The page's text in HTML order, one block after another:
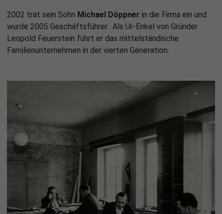
2002 trat sein Sohn Michael Döppner in die Firma ein und
wurde 2005 Geschäftsführer. Als Ur-Enkel von Gründer
Leopold Feuerstein führt er das mittelständische
Familienunternehmen in der vierten Generation.